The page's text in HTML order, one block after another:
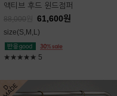
액티브 후드 윈드점퍼
88,000 61,600원
size(S,M,L)
★★★★★ 5